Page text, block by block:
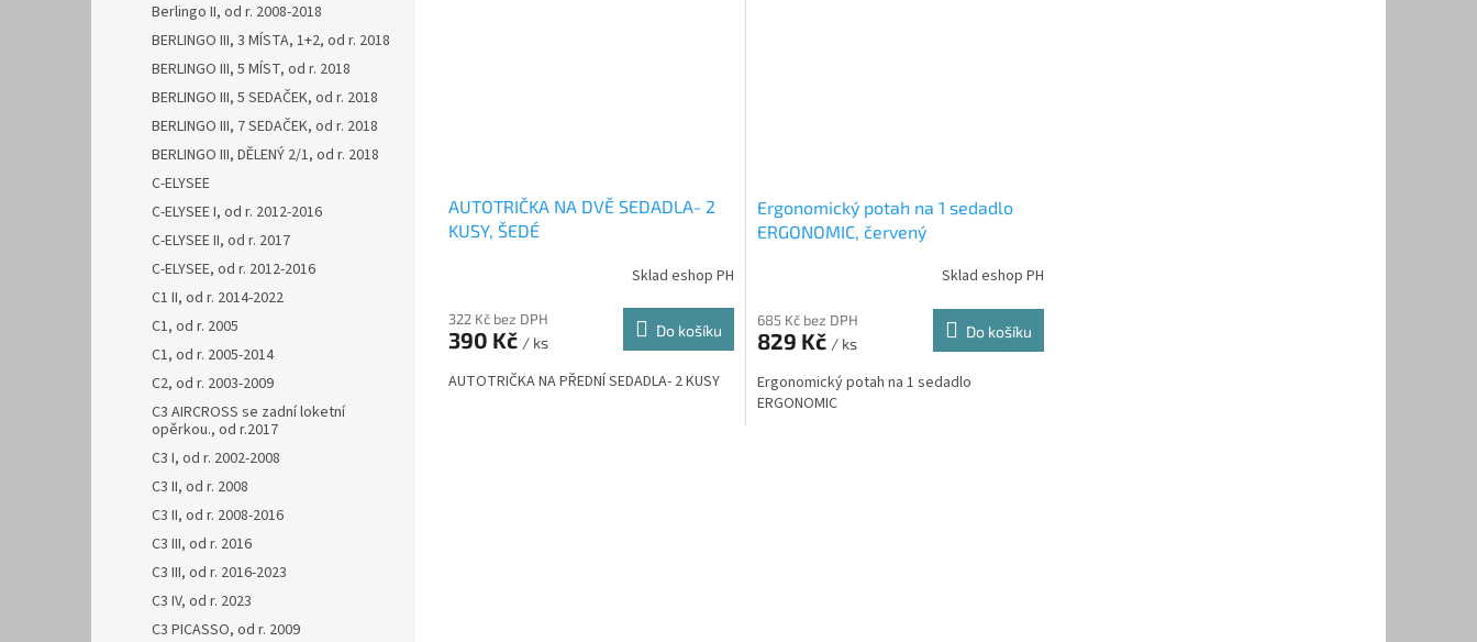
Berlingo II, od r. 2008-2018
BERLINGO III, 3 MÍSTA, 1+2, od r. 2018
BERLINGO III, 5 MÍST, od r. 2018
BERLINGO III, 5 SEDAČEK, od r. 2018
BERLINGO III, 7 SEDAČEK, od r. 2018
BERLINGO III, DĚLENÝ 2/1, od r. 2018
C-ELYSEE
C-ELYSEE I, od r. 2012-2016
C-ELYSEE II, od r. 2017
C-ELYSEE, od r. 2012-2016
C1 II, od r. 2014-2022
C1, od r. 2005
C1, od r. 2005-2014
C2, od r. 2003-2009
C3 AIRCROSS se zadní loketní
opěrkou., od r.2017
C3 I, od r. 2002-2008
C3 II, od r. 2008
C3 II, od r. 2008-2016
C3 III, od r. 2016
C3 III, od r. 2016-2023
C3 IV, od r. 2023
C3 PICASSO, od r. 2009
AUTOTRIČKA NA DVĚ SEDADLA- 2
KUSY, ŠEDÉ
Sklad eshop PH
322 Kč bez DPH
390 Kč / ks
Do košíku
AUTOTRIČKA NA PŘEDNÍ SEDADLA- 2 KUSY
Ergonomický potah na 1 sedadlo
ERGONOMIC, červený
Sklad eshop PH
685 Kč bez DPH
829 Kč / ks
Do košíku
Ergonomický potah na 1 sedadlo
ERGONOMIC